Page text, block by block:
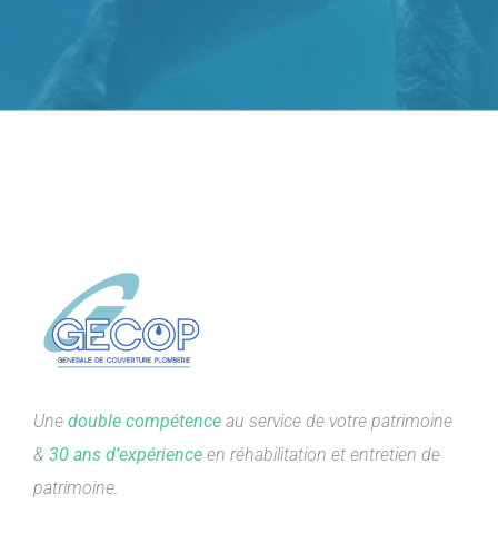
Une double compétence au service de votre patrimoine
& 30 ans d’expérience en réhabilitation et entretien de
patrimoine.